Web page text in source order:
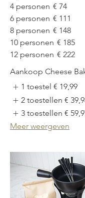
4 personen € 74
6 personen € 111
8 personen € 148
10 personen € 185
12 personen € 222
Aankoop Cheese
1 toestel € 19,99
2 toestellen €
3 toestellen €
Meer weergeven